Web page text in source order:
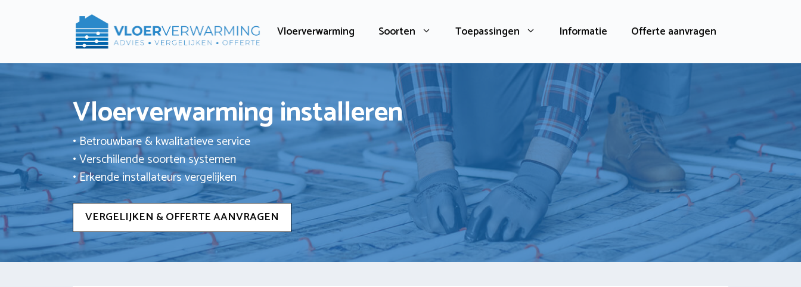
Vloerverwarming Soorten Toepassingen Informatie Offerte aanvragen
Vloerverwarming installeren
• Betrouwbare & kwalitatieve service
• Verschillende soorten systemen
• Erkende installateurs vergelijken
VERGELIJKEN & OFFERTE AANVRAGEN